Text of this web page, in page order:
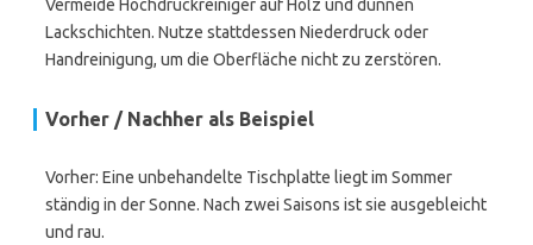
Vermeide Hochdruckreiniger auf Holz und dünnen
Lackschichten. Nutze stattdessen Niederdruck oder
Handreinigung, um die Oberfläche nicht zu zerstören.
Vorher / Nachher als Beispiel
Vorher: Eine unbehandelte Tischplatte liegt im Sommer
ständig in der Sonne. Nach zwei Saisons ist sie ausgebleicht
und rau.